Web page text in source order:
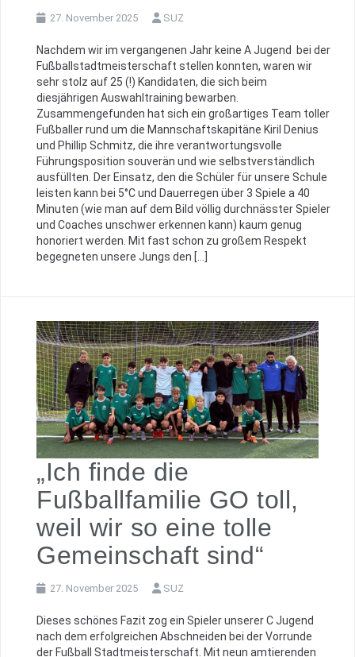
27. November 2025 SUZ
Nachdem wir im vergangenen Jahr keine A Jugend bei der
Fußballstadtmeisterschaft stellen konnten, waren wir
sehr stolz auf 25 (!) Kandidaten, die sich beim
diesjährigen Auswahltraining bewarben.
Zusammengefunden hat sich ein großartiges Team toller
Fußballer rund um die Mannschaftskapitäne Kiril Denius
und Phillip Schmitz, die ihre verantwortungsvolle
Führungsposition souverän und wie selbstverständlich
ausfüllten. Der Einsatz, den die Schüler für unsere Schule
leisten kann bei 5°C und Dauerregen über 3 Spiele a 40
Minuten (wie man auf dem Bild völlig durchnässter Spieler
und Coaches unschwer erkennen kann) kaum genug
honoriert werden. Mit fast schon zu großem Respekt
begegneten unsere Jungs den […]
„Ich finde die
Fußballfamilie GO toll,
weil wir so eine tolle
Gemeinschaft sind“
27. November 2025 SUZ
Dieses schönes Fazit zog ein Spieler unserer C Jugend
nach dem erfolgreichen Abschneiden bei der Vorrunde
der Fußball Stadtmeisterschaft. Mit neun amtierenden